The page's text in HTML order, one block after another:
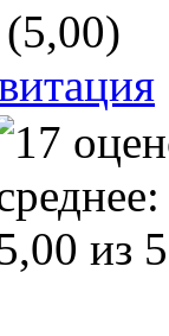
(5,00)